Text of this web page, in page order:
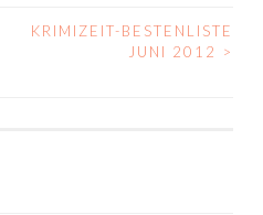
KRIMIZEIT-BESTENLISTE
JUNI 2012
>